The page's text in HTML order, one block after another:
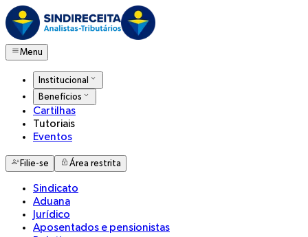
Menu
Institucional
Benefícios
Cartilhas
Tutoriais
Eventos
Filie-se Área restrita
Sindicato
Aduana
Jurídico
Aposentados e pensionistas